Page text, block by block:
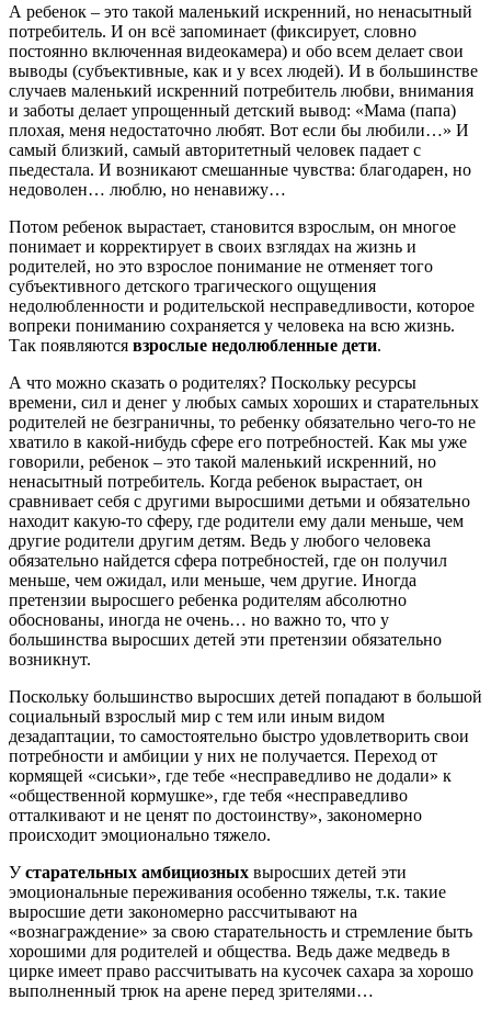
А ребенок – это такой маленький искренний, но ненасытный
потребитель. И он всё запоминает (фиксирует, словно
постоянно включенная видеокамера) и обо всем делает свои
выводы (субъективные, как и у всех людей). И в большинстве
случаев маленький искренний потребитель любви, внимания
и заботы делает упрощенный детский вывод: «Мама (папа)
плохая, меня недостаточно любят. Вот если бы любили…» И
самый близкий, самый авторитетный человек падает с
пьедестала. И возникают смешанные чувства: благодарен, но
недоволен… люблю, но ненавижу…
Потом ребенок вырастает, становится взрослым, он многое
понимает и корректирует в своих взглядах на жизнь и
родителей, но это взрослое понимание не отменяет того
субъективного детского трагического ощущения
недолюбленности и родительской несправедливости, которое
вопреки пониманию сохраняется у человека на всю жизнь.
Так появляются взрослые недолюбленные дети.
А что можно сказать о родителях? Поскольку ресурсы
времени, сил и денег у любых самых хороших и старательных
родителей не безграничны, то ребенку обязательно чего-то не
хватило в какой-нибудь сфере его потребностей. Как мы уже
говорили, ребенок – это такой маленький искренний, но
ненасытный потребитель. Когда ребенок вырастает, он
сравнивает себя с другими выросшими детьми и обязательно
находит какую-то сферу, где родители ему дали меньше, чем
другие родители другим детям. Ведь у любого человека
обязательно найдется сфера потребностей, где он получил
меньше, чем ожидал, или меньше, чем другие. Иногда
претензии выросшего ребенка родителям абсолютно
обоснованы, иногда не очень… но важно то, что у
большинства выросших детей эти претензии обязательно
возникнут.
Поскольку большинство выросших детей попадают в большой
социальный взрослый мир с тем или иным видом
дезадаптации, то самостоятельно быстро удовлетворить свои
потребности и амбиции у них не получается. Переход от
кормящей «сиськи», где тебе «несправедливо не додали» к
«общественной кормушке», где тебя «несправедливо
отталкивают и не ценят по достоинству», закономерно
происходит эмоционально тяжело.
Устарательных амбициозных выросших детей эти
эмоциональные переживания особенно тяжелы, т.к. такие
выросшие дети закономерно рассчитывают на
«вознаграждение» за свою старательность и стремление быть
хорошими для родителей и общества. Ведь даже медведь в
цирке имеет право рассчитывать на кусочек сахара за хорошо
выполненный трюк на арене перед зрителями…